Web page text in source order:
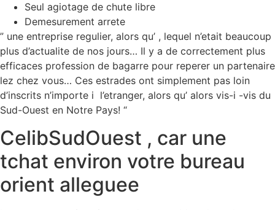
Seul agiotage de chute libre
Demesurement arrete
” une entreprise regulier, alors qu’ , lequel n’etait beaucoup
plus d’actualite de nos jours… Il y a de correctement plus
efficaces profession de bagarre pour reperer un partenaire
lez chez vous… Ces estrades ont simplement pas loin
d’inscrits n’importe i l’etranger, alors qu’ alors vis-i -vis du
Sud-Ouest en Notre Pays! “
CelibSudOuest , car une
tchat environ votre bureau
orient alleguee